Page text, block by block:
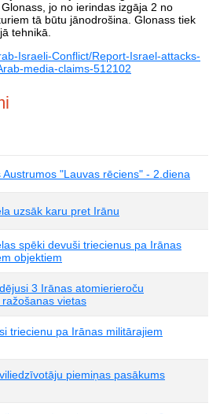
jo no ierindas izgāja 2 no
tā būtu jānodrošina. Glonass tiek
tehnikā.
Israeli-Conflict/Report-Israel-attacks-
media-claims-512102
Austrumos "Lauvas rēciens" - 2.diena
uzsāk karu pret Irānu
spēki devuši triecienus pa Irānas
objektiem
3 Irānas atomierieroču
vietas
triecienu pa Irānas militārajiem
piemiņas pasākums